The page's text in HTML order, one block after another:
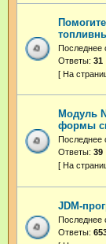
Последнее
Ответы: 31
Модуль
формы
Последнее
Ответы: 39
JDM-
Последнее
Ответы: